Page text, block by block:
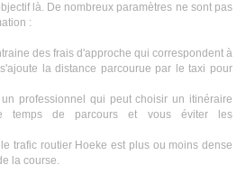
là. De nombreux paramètres ne sont pas
:
des frais d'approche qui correspondent à
la distance parcourue par le taxi pour
professionnel qui peut choisir un itinéraire
temps de parcours et vous éviter les
trafic routier Hoeke est plus ou moins dense
la course.